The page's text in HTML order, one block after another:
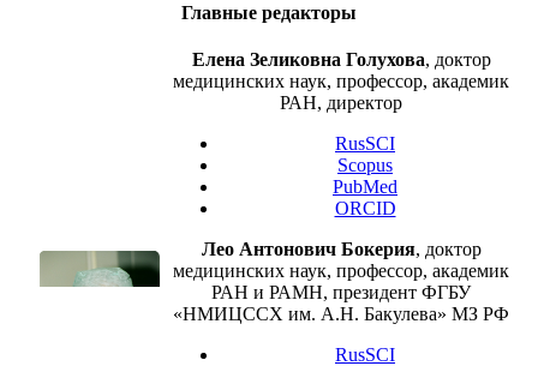
Главные редакторы
Елена Зеликовна Голухова, доктор
медицинских наук, профессор, академик
РАН, директор
RusSCI
Scopus
PubMed
ORCID
Лео Антонович Бокерия, доктор
медицинских наук, профессор, академик
РАН и РАМН, президент ФГБУ
«НМИЦССХ им. А.Н. Бакулева» МЗ РФ
RusSCI